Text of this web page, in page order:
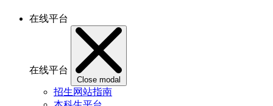
在线平台
在线平台
Close modal
招生网站指南